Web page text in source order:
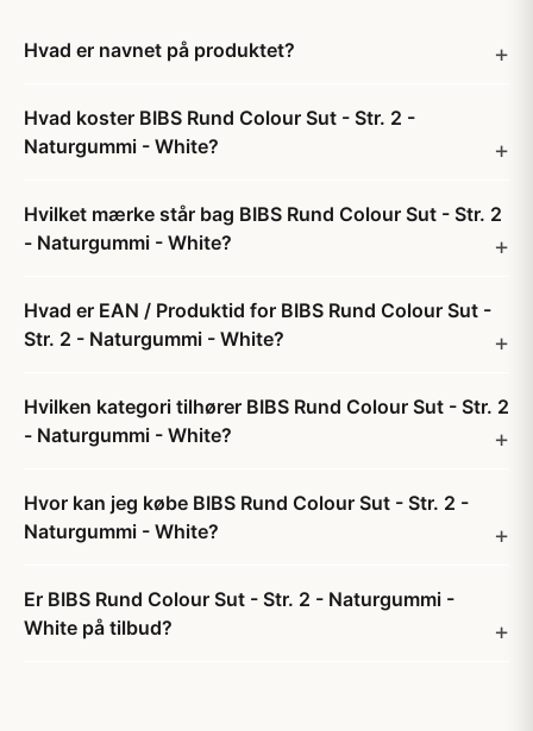
Hvad er navnet på produktet?
Hvad koster BIBS Rund Colour Sut - Str. 2 -
Naturgummi - White?
Hvilket mærke står bag BIBS Rund Colour Sut - Str. 2
- Naturgummi - White?
Hvad er EAN / Produktid for BIBS Rund Colour Sut -
Str. 2 - Naturgummi - White?
Hvilken kategori tilhører BIBS Rund Colour Sut - Str. 2
- Naturgummi - White?
Hvor kan jeg købe BIBS Rund Colour Sut - Str. 2 -
Naturgummi - White?
Er BIBS Rund Colour Sut - Str. 2 - Naturgummi -
White på tilbud?